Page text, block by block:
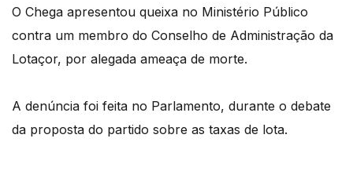
O Chega apresentou queixa no Ministério Público
contra um membro do Conselho de Administração da
Lotaçor, por alegada ameaça de morte.
A denúncia foi feita no Parlamento, durante o debate
da proposta do partido sobre as taxas de lota.